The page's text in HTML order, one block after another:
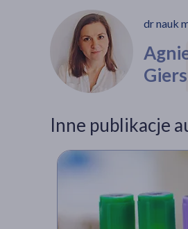
dr nauk
Inne publikacje